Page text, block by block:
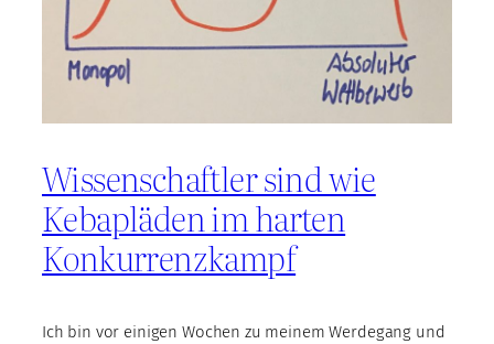
Wissenschaftler sind wie
Kebapläden im harten
Konkurrenzkampf
Ich bin vor einigen Wochen zu meinem Werdegang und